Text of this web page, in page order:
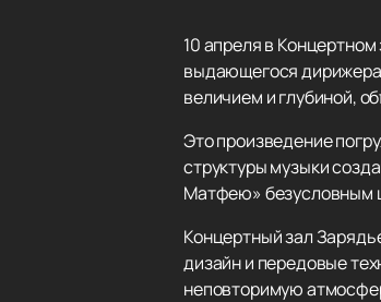
10 апреля в
выдающегося
величием и глубиной,
Это произведение
структуры музыки
Матфею» безусловным
Концертный зал
дизайн и передовые
неповторимую